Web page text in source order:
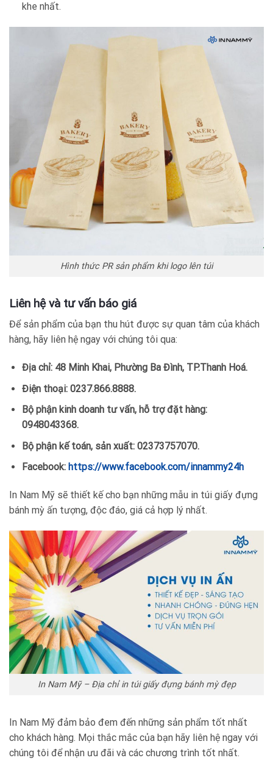
khe nhất.
Hình thức PR sản phẩm khi logo lên túi
Liên hệ và tư vấn báo giá
Để sản phẩm của bạn thu hút được sự quan tâm của khách
hàng, hãy liên hệ ngay với chúng tôi qua:
Địa chỉ: 48 Minh Khai, Phường Ba Đình, TP.Thanh Hoá.
Điện thoại: 0237.866.8888.
Bộ phận kinh doanh tư vấn, hỗ trợ đặt hàng:
0948043368.
Bộ phận kế toán, sản xuất: 02373757070.
Facebook: https://www.facebook.com/innammy24h
In Nam Mỹ sẽ thiết kế cho bạn những mẫu in túi giấy đựng
bánh mỳ ấn tượng, độc đáo, giá cả hợp lý nhất.
In Nam Mỹ – Địa chỉ in túi giấy đựng bánh mỳ đẹp
In Nam Mỹ đảm bảo đem đến những sản phẩm tốt nhất
cho khách hàng. Mọi thắc mắc của bạn hãy liên hệ ngay với
chúng tôi để nhận ưu đãi và các chương trình tốt nhất.